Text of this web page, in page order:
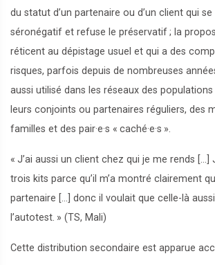
du statut d’un partenaire ou d’un client qui
séronégatif et refuse le préservatif; la
réticent au dépistage usuel et qui a des
risques, parfois depuis de nombreuses
aussi utilisé dans les réseaux des populations
leurs conjoints ou partenaires réguliers, des
familles et des pair·e·s « caché·e·s ».
« J’ai aussi un client chez qui je me rends […]
trois kits parce qu’il m’a montré clairement
partenaire […] donc il voulait que celle-là
l’autotest. » (TS, Mali)
Cette distribution secondaire est apparue